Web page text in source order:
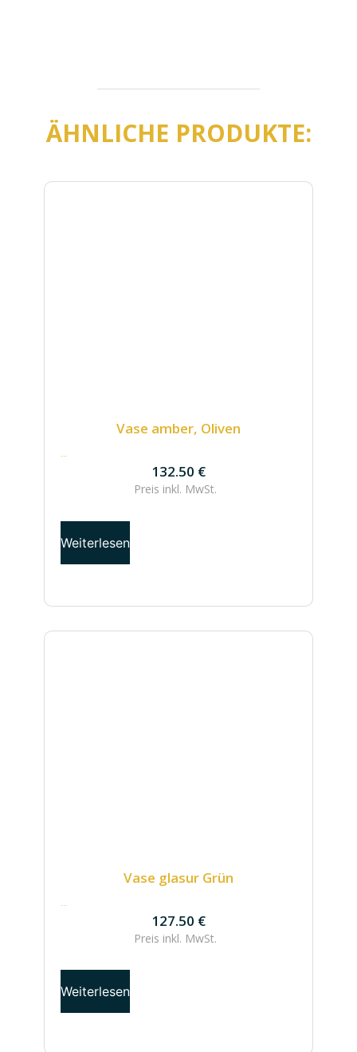
ÄHNLICHE PRODUKTE:
Vase amber, Oliven
132.50 €
132.50 €
Preis inkl. MwSt.
Weiterlesen
Vase glasur Grün
127.50 €
Preis inkl. MwSt.
Weiterlesen